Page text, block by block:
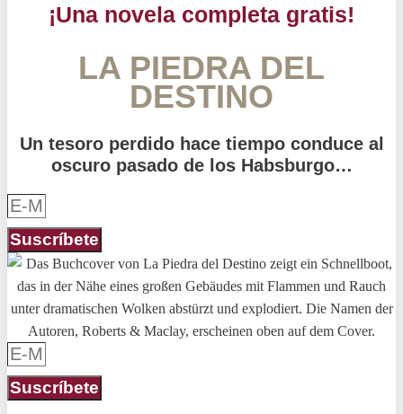
¡Una novela completa gratis!
LA PIEDRA DEL
DESTINO
Un tesoro perdido hace tiempo conduce al
oscuro pasado de los Habsburgo…
Suscríbete
Suscríbete